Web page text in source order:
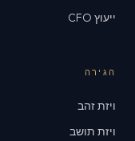
ייעוץ CFO
הגירה
ויזת זהב
ויזת תושב